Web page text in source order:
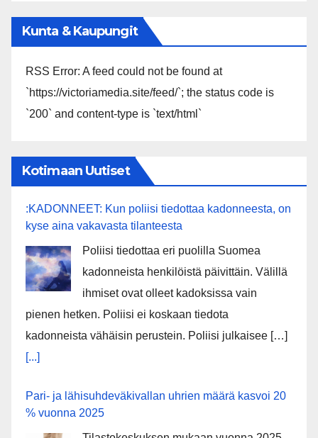
Kunta & Kaupungit
RSS Error: A feed could not be found at
`https://victoriamedia.site/feed/`; the status code is
`200` and content-type is `text/html`
Kotimaan Uutiset
:KADONNEET: Kun poliisi tiedottaa kadonneesta, on
kyse aina vakavasta tilanteesta
Poliisi tiedottaa eri puolilla Suomea
kadonneista henkilöistä päivittäin. Välillä
ihmiset ovat olleet kadoksissa vain
pienen hetken. Poliisi ei koskaan tiedota
kadonneista vähäisin perustein. Poliisi julkaisee […]
[...]
Pari- ja lähisuhdeväkivallan uhrien määrä kasvoi 20
% vuonna 2025